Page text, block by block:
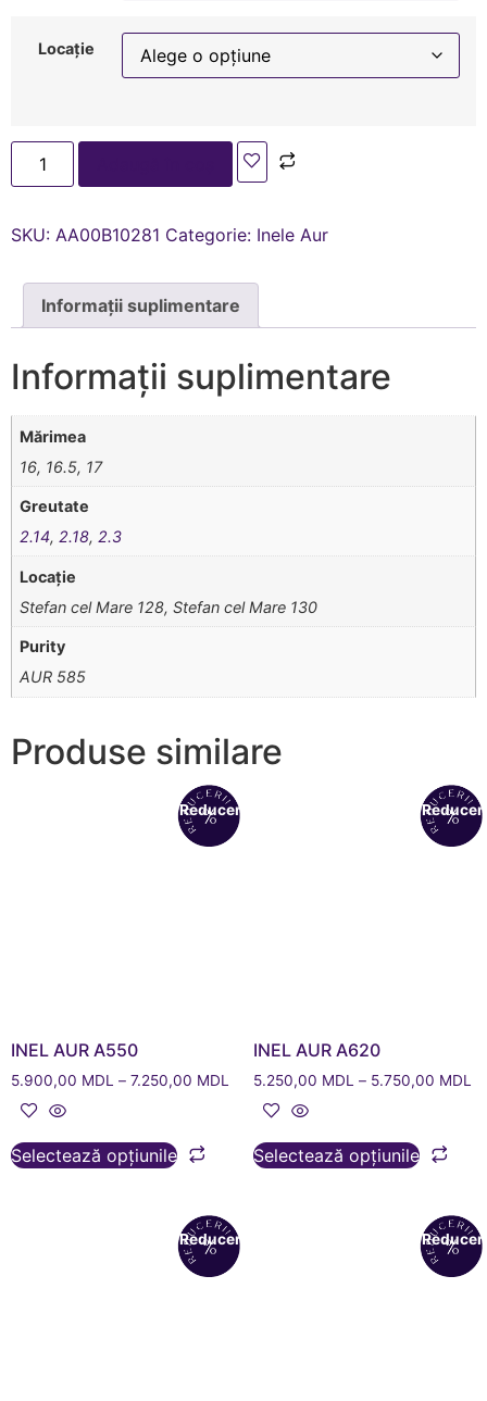
Locație
SKU: AA00В10281 Categorie: Inele Aur
Informații suplimentare
Informații suplimentare
Mărimea
16, 16.5, 17
Greutate
2.14, 2.18, 2.3
Locație
Stefan cel Mare 128, Stefan cel Mare 130
Purity
AUR 585
Produse similare
Reduceri!
INEL AUR A550
5.900,00 MDL – 7.250,00 MDL
Selectează opțiunile
INEL AUR A620
5.250,00 MDL – 5.750,00 MDL
Selectează opțiunile
Reduceri!